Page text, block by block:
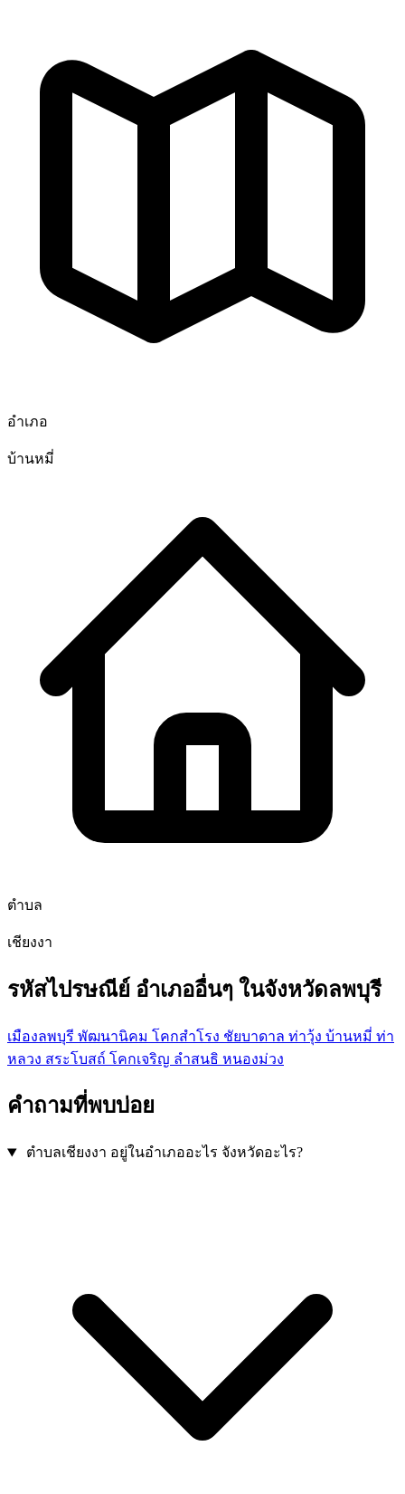
อำเภอ
บ้านหมี่
ตำบล
เชียงงา
รหัสไปรษณีย์ อำเภออื่นๆ ในจังหวัดลพบุรี
เมืองลพบุรี พัฒนานิคม โคกสำโรง ชัยบาดาล ท่าวุ้ง บ้านหมี่ ท่า
หลวง สระโบสถ์ โคกเจริญ ลำสนธิ หนองม่วง
คำถามที่พบบ่อย
ตำบลเชียงงา อยู่ในอำเภออะไร จังหวัดอะไร?